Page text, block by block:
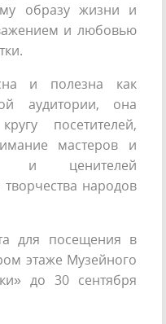
образу жизни и
и любовью
и полезна как
аудитории, она
посетителей,
мастеров и
и ценителей
народов
для посещения в
этаже Музейного
до 30 сентября